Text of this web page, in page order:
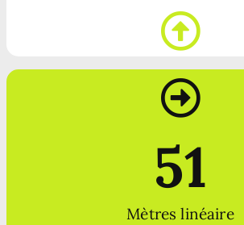
Mètres linéaire
51